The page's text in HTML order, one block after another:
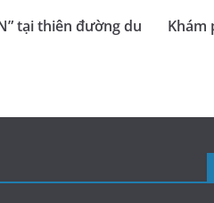
tại thiên đường du
Khám